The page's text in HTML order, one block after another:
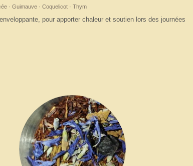
· Guimauve · Coquelicot · Thym
pour apporter chaleur et soutien lors des journées